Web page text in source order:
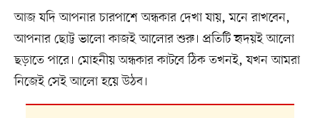
আজ যদি আপনার চারপাশে অন্ধকার দেখা যায়, মনে রাখবেন,
আপনার ছোট্ট ভালো কাজই আলোর শুরু। প্রতিটি হৃদয়ই আলো
ছড়াতে পারে। মোহনীয় অন্ধকার কাটবে ঠিক তখনই, যখন আমরা
নিজেই সেই আলো হয়ে উঠব।